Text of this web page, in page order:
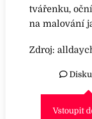
tvářenku,
na malování
Zdroj:
Vstoupit